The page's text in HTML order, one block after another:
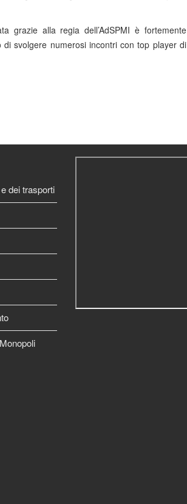
grazie alla regia dell’AdSPMI è fortemente
di svolgere numerosi incontri con top player di
dei trasporti